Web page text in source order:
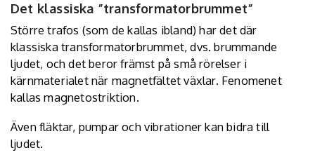
Det klassiska ”transformatorbrummet”
Större trafos (som de kallas ibland) har det där
klassiska transformatorbrummet, dvs. brummande
ljudet, och det beror främst på små rörelser i
kärnmaterialet när magnetfältet växlar. Fenomenet
kallas magnetostriktion.
Även fläktar, pumpar och vibrationer kan bidra till
ljudet.